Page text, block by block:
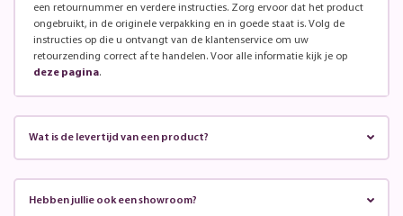
een retournummer en verdere instructies. Zorg ervoor dat het product
ongebruikt, in de originele verpakking en in goede staat is. Volg de
instructies op die u ontvangt van de klantenservice om uw
retourzending correct af te handelen. Voor alle informatie kijk je op
deze pagina.
Wat is de levertijd van een product?
Hebben jullie ook een showroom?